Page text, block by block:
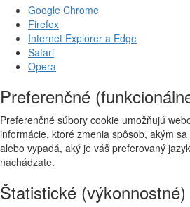
Google Chrome
Firefox
Internet Explorer a Edge
Safari
Opera
Preferenčné
Preferenčné súbory cookie umožňujú
informácie, ktoré zmenia spôsob, akým
alebo vypadá, aký je váš preferovaný
nachádzate.
Štatistické (výkonnostné)